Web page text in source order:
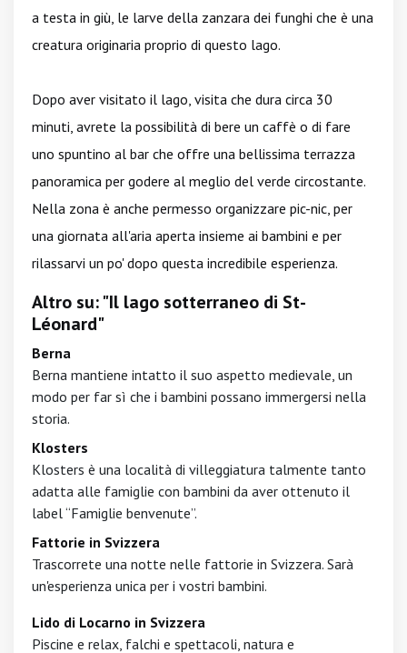
a testa in giù, le larve della zanzara dei funghi che è una
creatura originaria proprio di questo lago.
Dopo aver visitato il lago, visita che dura circa 30
minuti, avrete la possibilità di bere un caffè o di fare
uno spuntino al bar che offre una bellissima terrazza
panoramica per godere al meglio del verde circostante.
Nella zona è anche permesso organizzare pic-nic, per
una giornata all'aria aperta insieme ai bambini e per
rilassarvi un po' dopo questa incredibile esperienza.
Altro su: "Il lago sotterraneo di St-
Léonard"
Berna
Berna mantiene intatto il suo aspetto medievale, un
modo per far sì che i bambini possano immergersi nella
storia.
Klosters
Klosters è una località di villeggiatura talmente tanto
adatta alle famiglie con bambini da aver ottenuto il
label “Famiglie benvenute”.
Fattorie in Svizzera
Trascorrete una notte nelle fattorie in Svizzera. Sarà
un'esperienza unica per i vostri bambini.
Lido di Locarno in Svizzera
Piscine e relax, falchi e spettacoli, natura e